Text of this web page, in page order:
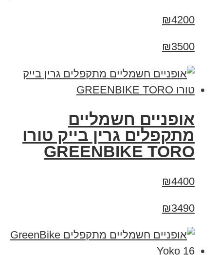
₪4200
₪3500
אופניים חשמליים
מתקפלים גרין בייק טורו
GREENBIKE TORO
₪4400
₪3490